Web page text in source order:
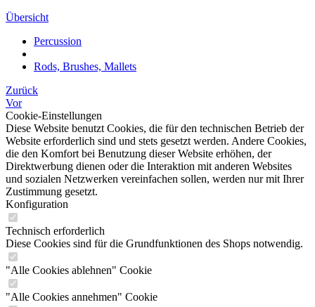
Übersicht
Percussion
Rods, Brushes, Mallets
Zurück
Vor
Cookie-Einstellungen
Diese Website benutzt Cookies, die für den technischen Betrieb der
Website erforderlich sind und stets gesetzt werden. Andere Cookies,
die den Komfort bei Benutzung dieser Website erhöhen, der
Direktwerbung dienen oder die Interaktion mit anderen Websites
und sozialen Netzwerken vereinfachen sollen, werden nur mit Ihrer
Zustimmung gesetzt.
Konfiguration
Technisch erforderlich
Diese Cookies sind für die Grundfunktionen des Shops notwendig.
"Alle Cookies ablehnen" Cookie
"Alle Cookies annehmen" Cookie